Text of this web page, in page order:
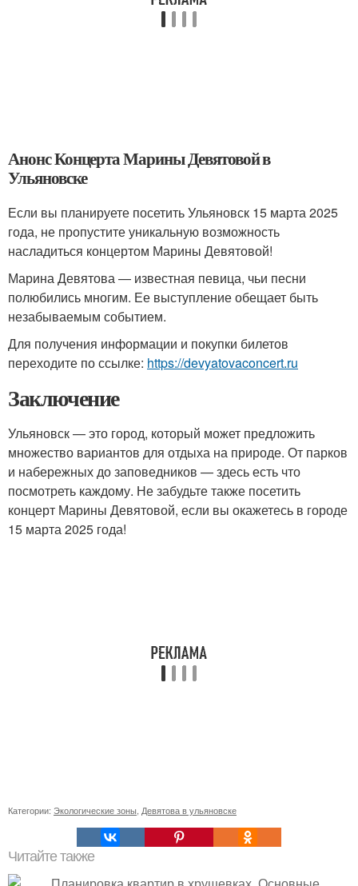
Анонс Концерта Марины Девятовой в
Ульяновске
Если вы планируете посетить Ульяновск 15 марта 2025
года, не пропустите уникальную возможность
насладиться концертом Марины Девятовой!
Марина Девятова — известная певица, чьи песни
полюбились многим. Ее выступление обещает быть
незабываемым событием.
Для получения информации и покупки билетов
переходите по ссылке: https://devyatovaconcert.ru
Заключение
Ульяновск — это город, который может предложить
множество вариантов для отдыха на природе. От парков
и набережных до заповедников — здесь есть что
посмотреть каждому. Не забудьте также посетить
концерт Марины Девятовой, если вы окажетесь в городе
15 марта 2025 года!
Категории: Экологические зоны Девятова в ульяновске
Читайте также